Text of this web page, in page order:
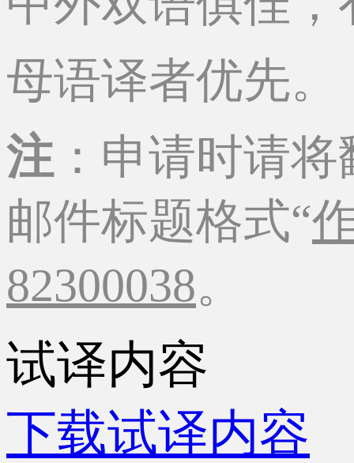
母语译者优先。
注：申请时请
邮件标题格式“
82300038。
试译内容
下载试译内容